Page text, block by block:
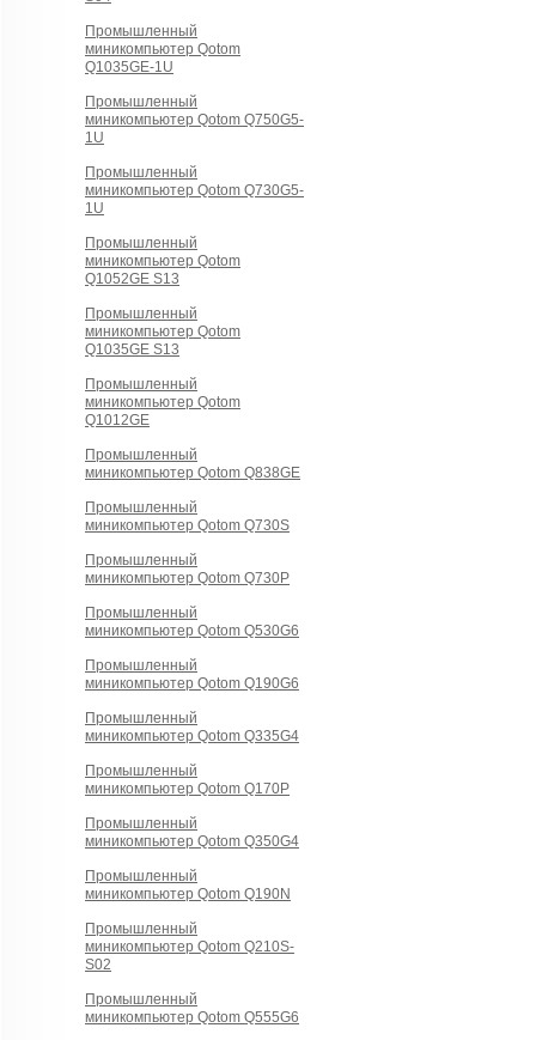
Промышленный
миникомпьютер Qotom
Q1035GE-1U
Промышленный
миникомпьютер Qotom Q750G5-
1U
Промышленный
миникомпьютер Qotom Q730G5-
1U
Промышленный
миникомпьютер Qotom
Q1052GE S13
Промышленный
миникомпьютер Qotom
Q1035GE S13
Промышленный
миникомпьютер Qotom
Q1012GE
Промышленный
миникомпьютер Qotom Q838GE
Промышленный
миникомпьютер Qotom Q730S
Промышленный
миникомпьютер Qotom Q730P
Промышленный
миникомпьютер Qotom Q530G6
Промышленный
миникомпьютер Qotom Q190G6
Промышленный
миникомпьютер Qotom Q335G4
Промышленный
миникомпьютер Qotom Q170P
Промышленный
миникомпьютер Qotom Q350G4
Промышленный
миникомпьютер Qotom Q190N
Промышленный
миникомпьютер Qotom Q210S-
S02
Промышленный
миникомпьютер Qotom Q555G6